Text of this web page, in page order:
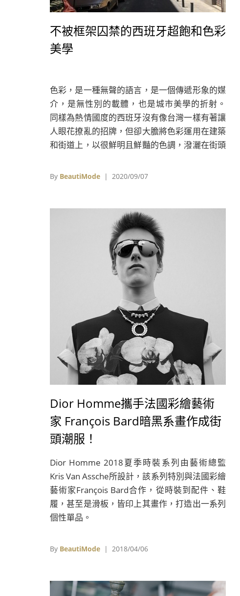
不被框架囚禁的西班牙超飽和色彩
美學
色彩，是一種無聲的語言，是一個傳遞形象的媒
介，是無性別的載體，也是城市美學的折射。
同樣為熱情國度的西班牙沒有像台灣一樣有著讓
人眼花撩亂的招牌，但卻大膽將色彩運用在建築
和街道上，以很鮮明且鮮豔的色調，潑灑在街頭
By BeautiMode | 2020/09/07
Dior Homme攜手法國彩繪藝術
家 François Bard暗黑系畫作成街
頭潮服！
Dior Homme 2018夏季時裝系列由藝術總監
Kris Van Assche所設計，該系列特別與法國彩繪
藝術家François Bard合作，從時裝到配件、鞋
履，甚至是滑板，皆印上其畫作，打造出一系列
個性單品。
By BeautiMode | 2018/04/06